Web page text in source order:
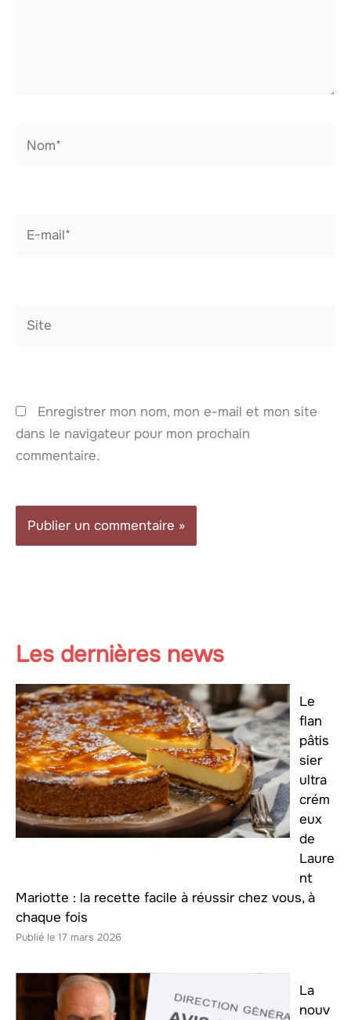
Enregistrer mon nom, mon e-mail et mon site
dans le navigateur pour mon prochain
commentaire.
Les dernières news
Le
flan
pâtis
sier
ultra
crém
eux
de
Laure
nt
Mariotte : la recette facile à réussir chez vous, à
chaque fois
17 mars 2026
La
nouv